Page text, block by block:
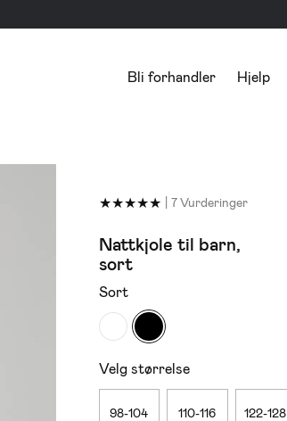
Bli forhandler Hjelp
★★★★★ 7 Vurderinger
Nattkjole til barn,
sort
Sort
Velg størrelse
98-104 110-116 122-128